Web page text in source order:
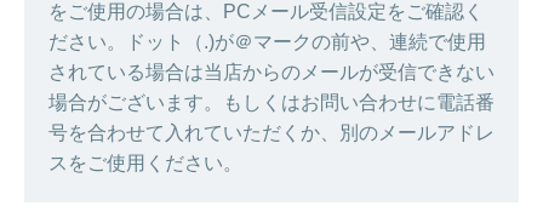
をご使用の場合は、PCメール受信設定をご確認く
ださい。ドット（.)が＠マークの前や、連続で使用
されている場合は当店からのメールが受信できない
場合がございます。もしくはお問い合わせに電話番
号を合わせて入れていただくか、別のメールアドレ
スをご使用ください。